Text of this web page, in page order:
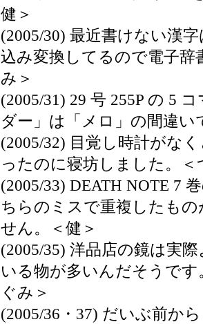
健＞
(2005/30) 最近書けない漢
込み変換してるので電子辞
み＞
(2005/31) 29 号 255P の 5
ダー」は「メロ」の間違い
(2005/32) 目覚し時計がな
ったのに寝坊しました。＜
(2005/33) DEATH NOTE 7
ちらのミスで重複したも
せん。＜健＞
(2005/35) 洋品店の鏡は実
いる物が多いんだそうで
ぐみ＞
(2005/36・37) だいぶ前か